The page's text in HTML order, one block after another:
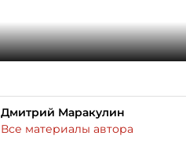
Дмитрий Маракулин
Все материалы автора